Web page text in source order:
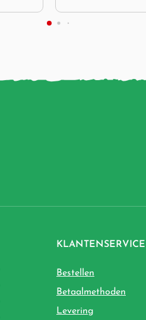
KLANTENSERVICE
Bestellen
Betaalmethoden
Levering